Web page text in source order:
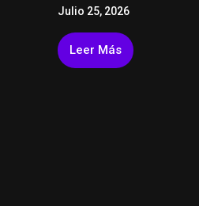
Julio 25, 2026
Leer Más